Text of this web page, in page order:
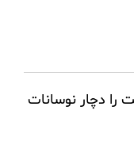
دچار نوسانات